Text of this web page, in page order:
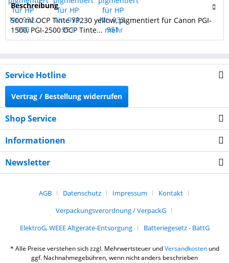
Beschreibung
500 ml OCP Tinte YP230 yellow, pigmentiert für Canon PGI-
1500, PGI-2500 OCP Tinte... mehr
Service Hotline
Vertrag / Bestellung widerrufen
Shop Service
Informationen
Newsletter
AGB Datenschutz Impressum
Kontakt
Verpackungsverordnung / VerpackG
ElektroG, WEEE Altgeräte-Entsorgung
Batteriegesetz - BattG
* Alle Preise verstehen sich zzgl. Mehrwertsteuer undVersandkostenund
ggf. Nachnahmegebühren, wenn nicht anders beschrieben